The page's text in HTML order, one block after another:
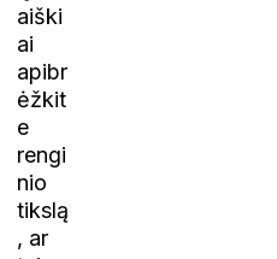
aiški
ai
apibr
ėžkit
e
rengi
nio
tikslą
, ar